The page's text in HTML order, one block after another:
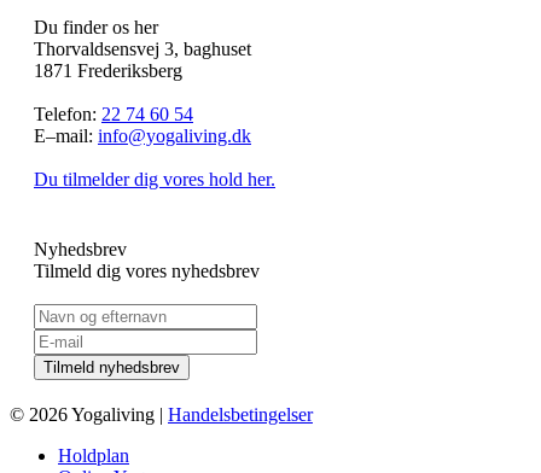
Du finder os her
Thorvaldsensvej 3, baghuset
1871 Frederiksberg
Telefon: 22 74 60 54
E–mail: info@yogaliving.dk
Du tilmelder dig vores hold her.
Nyhedsbrev
Tilmeld dig vores nyhedsbrev
© 2026 Yogaliving | Handelsbetingelser
Holdplan